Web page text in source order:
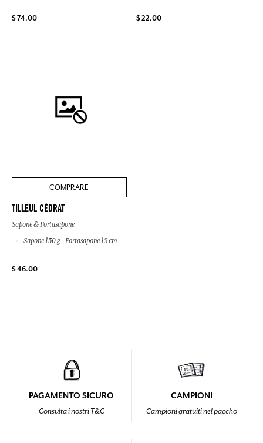
$ 74.00 $ 22.00
COMPRARE
TILLEUL CÉDRAT
Sapone & Portasapone
Sapone 150 g - Portasapone 13 cm
$ 46.00
PAGAMENTO SICURO
Consulta i nostri T&C
CAMPIONI
Campioni gratuiti nel paccho